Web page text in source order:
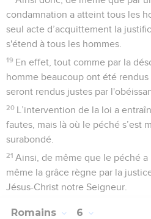
condamnation a atteint tous les
seul acte d’acquittement la
s'étend à tous les hommes.
19 En effet, tout comme par la
homme beaucoup ont été
seront rendus justes par
20 L’intervention de la loi a
fautes, mais là où le péché s’est
surabondé.
21 Ainsi, de même que le péché a
même la grâce règne par la
Jésus-Christ notre Seigneur.
Romains 6